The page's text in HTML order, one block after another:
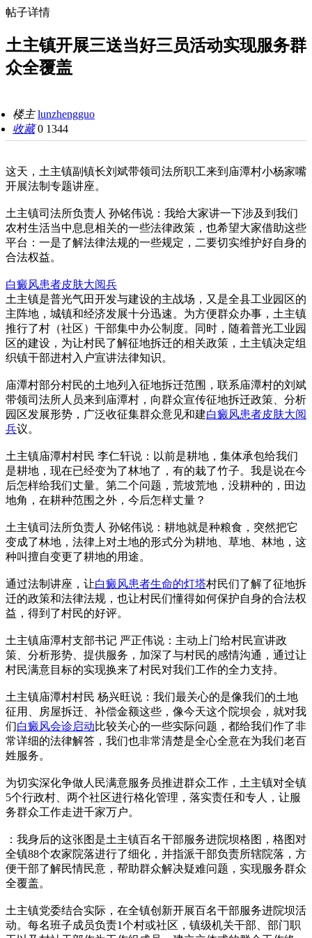
帖子详情
土主镇开展三送当好三员活动实现服务群
众全覆盖
楼主lunzhengguo
收藏 0 1344
这天，土主镇副镇长刘斌带领司法所职工来到庙潭村小杨家嘴
开展法制专题讲座。
土主镇司法所负责人 孙铭伟说：我给大家讲一下涉及到我们
农村生活当中息息相关的一些法律政策，也希望大家借助这些
平台：一是了解法律法规的一些规定，二要切实维护好自身的
合法权益。
白癜风患者皮肤大阅兵
土主镇是普光气田开发与建设的主战场，又是全县工业园区的
主阵地，城镇和经济发展十分迅速。为方便群众办事，土主镇
推行了村（社区）干部集中办公制度。同时，随着普光工业园
区的建设，为让村民了解征地拆迁的相关政策，土主镇决定组
织镇干部进村入户宣讲法律知识。
庙潭村部分村民的土地列入征地拆迁范围，联系庙潭村的刘斌
带领司法所人员来到庙潭村，向群众宣传征地拆迁政策、分析
园区发展形势，广泛收征集群众意见和建白癜风患者皮肤大阅
兵议。
土主镇庙潭村村民 李仁轩说：以前是耕地，集体承包给我们
是耕地，现在已经变为了林地了，有的栽了竹子。我是说在今
后怎样给我们丈量。第二个问题，荒坡荒地，没耕种的，田边
地角，在耕种范围之外，今后怎样丈量？
土主镇司法所负责人 孙铭伟说：耕地就是种粮食，突然把它
变成了林地，法律上对土地的形式分为耕地、草地、林地，这
种叫擅自变更了耕地的用途。
通过法制讲座，让白癜风患者生命的灯塔村民们了解了征地拆
迁的政策和法律法规，也让村民们懂得如何保护自身的合法权
益，得到了村民的好评。
土主镇庙潭村支部书记 严正伟说：主动上门给村民宣讲政
策、分析形势、提供服务，加深了与村民的感情沟通，通过让
村民满意目标的实现换来了村民对我们工作的全力支持。
土主镇庙潭村村民 杨兴旺说：我们最关心的是像我们的土地
征用、房屋拆迁、补偿金额这些，像今天这个院坝会，就对我
们白癜风会诊启动比较关心的一些实际问题，都给我们作了非
常详细的法律解答，我们也非常清楚是全心全意在为我们老百
姓服务。
为切实深化争做人民满意服务员推进群众工作，土主镇对全镇
5个行政村、两个社区进行格化管理，落实责任和专人，让服
务群众工作走进千家万户。
：我身后的这张图是土主镇百名干部服务进院坝格图，格图对
全镇88个农家院落进行了细化，并指派干部负责所辖院落，方
便干部了解民情民意，帮助群众解决疑难问题，实现服务群众
全覆盖。
土主镇党委结合实际，在全镇创新开展百名干部服务进院坝活
动。每名班子成员负责1个村或社区，镇级机关干部、部门职